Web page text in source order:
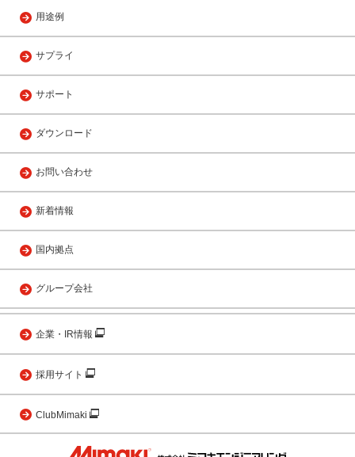
用途例
サプライ
サポート
ダウンロード
お問い合わせ
新着情報
国内拠点
グループ会社
企業・IR情報
採用サイト
ClubMimaki